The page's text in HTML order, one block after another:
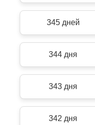
345 дней
344 дня
343 дня
342 дня